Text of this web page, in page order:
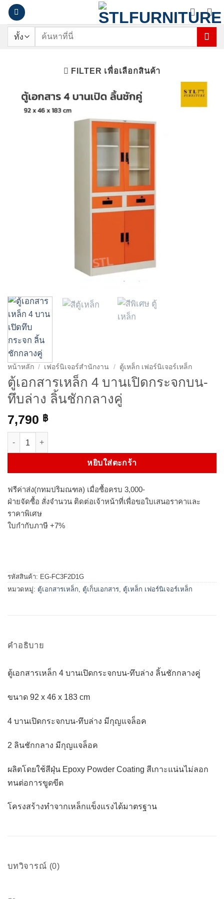
ข้าม
เนื้อหา
ค้นหา:
FILTER เพื่อเลือกสินค้า
หน้าหลัก / เฟอร์นิเจอร์สำนักงาน / ตู้เหล็ก เฟอร์นิเจอร์เหล็ก
ตู้เอกสารเหล็ก 4 บานเปิดกระจกบน-
ทึบล่าง ลิ้นชักกลางคู่
7,790 ฿
หยิบใส่ตะกร้า
ฟรีค่าส่ง(กทมปริมณฑล) เมื่อซื้อครบ 3,000-
ฝ่ายจัดซื้อ สั่งจำนวน ติดต่อเจ้าหน้าที่เพื่อขอใบเสนอราคาและ
ราคาพิเศษ
ใบกำกับภาษี +7%
รหัสสินค้า: EG-FC3F2D1G
หมวดหมู่: ตู้เอกสารเหล็ก, ตู้เก็บเอกสาร, ตู้เหล็ก เฟอร์นิเจอร์เหล็ก
คำอธิบาย
ตู้เอกสารเหล็ก 4 บานเปิดกระจกบน-ทึบล่าง ลิ้นชักกลางคู่
ขนาด 92 x 46 x 183 cm
4 บานเปิดกระจกบน-ทึบล่าง มีกุญแจล็อค
2 ลินชักกลาง มีกุญแจล็อค
ผลิตโดยใช้สีฝุ่น Epoxy Powder Coating สีเกาะแน่นไม่ลอก
ทนต่อการขูดขีด
โครงสร้างทำจากเหล็กแข็งแรงได้มาตรฐาน
บทวิจารณ์ (0)